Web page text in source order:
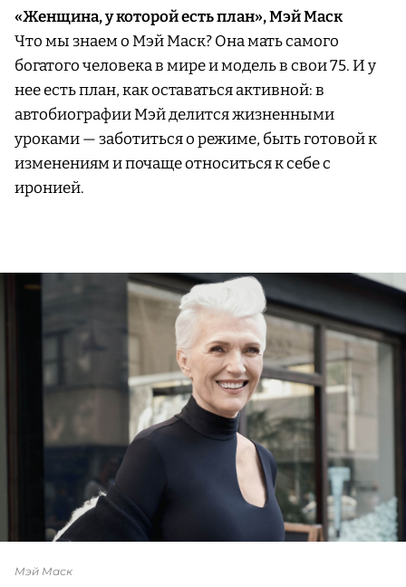
«Женщина, у которой есть план», Мэй Маск
Что мы знаем о Мэй Маск? Она мать самого
богатого человека в мире и модель в свои 75. И у
нее есть план, как оставаться активной: в
автобиографии Мэй делится жизненными
уроками — заботиться о режиме, быть готовой к
изменениям и почаще относиться к себе с
иронией.
Мэй Маск